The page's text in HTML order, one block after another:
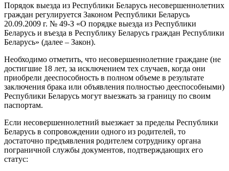
Порядок выезда из Республики Беларусь несовершеннолетних
граждан регулируется Законом Республики Беларусь
20.09.2009 г. № 49-З «О порядке выезда из Республики
Беларусь и въезда в Республику Беларусь граждан Республики
Беларусь» (далее – Закон).
Необходимо отметить, что несовершеннолетние граждане (не
достигшие 18 лет, за исключением тех случаев, когда они
приобрели дееспособность в полном объеме в результате
заключения брака или объявления полностью дееспособными)
Республики Беларусь могут выезжать за границу по своим
паспортам.
Если несовершеннолетний выезжает за пределы Республики
Беларусь в сопровождении одного из родителей, то
достаточно предъявления родителем сотруднику органа
пограничной службы документов, подтверждающих его
статус: